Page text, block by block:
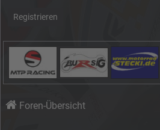
Registrieren
Foren-Übersicht